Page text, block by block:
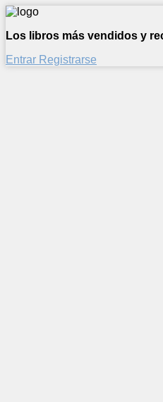
Los libros más vendidos y
Entrar Registrarse